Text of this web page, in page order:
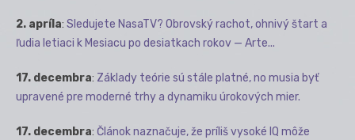
2. apríla: Sledujete NasaTV? Obrovský rachot, ohnivý štart a
ľudia letiaci k Mesiacu po desiatkach rokov — Arte...
17. decembra: Základy teórie sú stále platné, no musia byť
upravené pre moderné trhy a dynamiku úrokových mier.
17. decembra: Článok naznačuje, že príliš vysoké IQ môže